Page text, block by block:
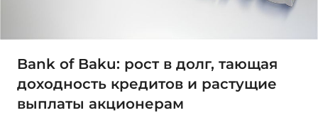
Bank of Baku: рост в долг, тающая
доходность кредитов и растущие
выплаты акционерам